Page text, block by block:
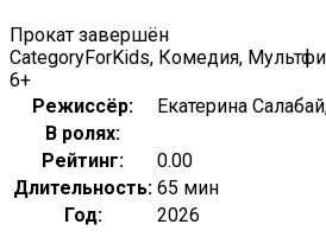
Прокат завершён
CategoryForKids, Комедия,
6+
Режиссёр:
Екатерина
В ролях:
Рейтинг:
0.00
Длительность: 65 мин
Год:
2026